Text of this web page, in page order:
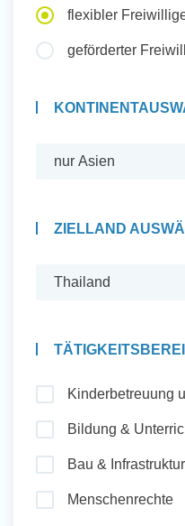
und
flexibler
geförderter
ZIELLAND
Kinderbetreuung
Bildung &
Bau & Infrastruktur
Menschenrechte